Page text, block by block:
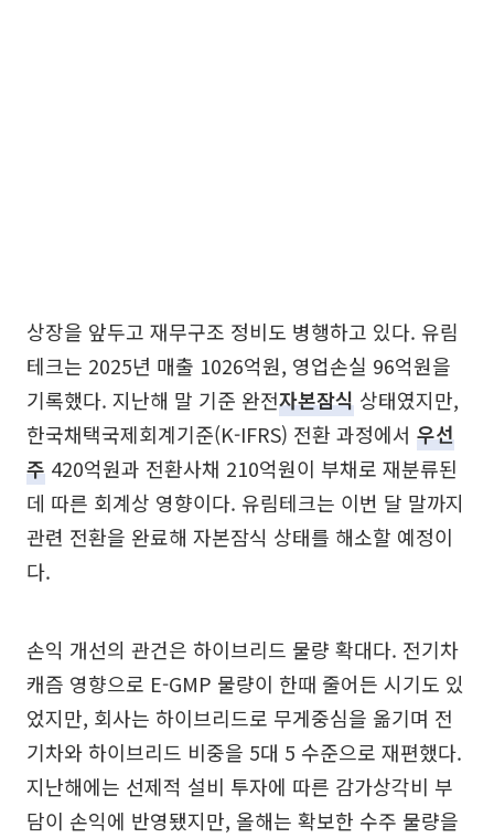
상장을 앞두고 재무구조 정비도 병행하고 있다. 유림
테크는 2025년 매출 1026억원, 영업손실 96억원을
기록했다. 지난해 말 기준 완전자본잠식 상태였지만,
한국채택국제회계기준(K-IFRS) 전환 과정에서 우선
주 420억원과 전환사채 210억원이 부채로 재분류된
데 따른 회계상 영향이다. 유림테크는 이번 달 말까지
관련 전환을 완료해 자본잠식 상태를 해소할 예정이
다.
손익 개선의 관건은 하이브리드 물량 확대다. 전기차
캐즘 영향으로 E-GMP 물량이 한때 줄어든 시기도 있
었지만, 회사는 하이브리드로 무게중심을 옮기며 전
기차와 하이브리드 비중을 5대 5 수준으로 재편했다.
지난해에는 선제적 설비 투자에 따른 감가상각비 부
담이 손익에 반영됐지만, 올해는 확보한 수주 물량을